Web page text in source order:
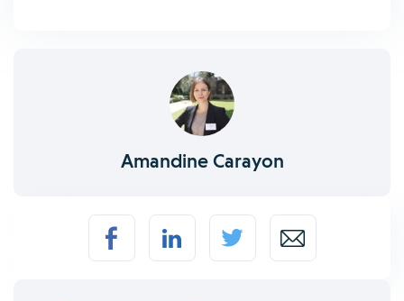
Amandine Carayon